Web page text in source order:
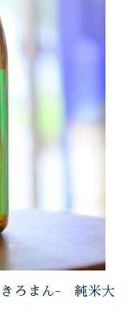
ろまん- 純米大